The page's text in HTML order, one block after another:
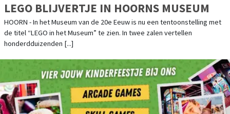
LEGO BLIJVERTJE IN HOORNS MUSEUM
HOORN - In het Museum van de 20e Eeuw is nu een tentoonstelling met
de titel “LEGO in het Museum” te zien. In twee zalen vertellen
honderdduizenden [...]